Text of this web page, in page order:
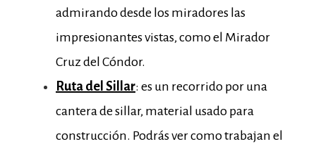
admirando desde los miradores las
impresionantes vistas, como el Mirador
Cruz del Cóndor.
Ruta del Sillar: es un recorrido por una
cantera de sillar, material usado para
construcción. Podrás ver como trabajan el